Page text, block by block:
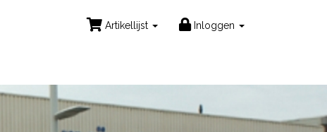
Artikellijst Inloggen